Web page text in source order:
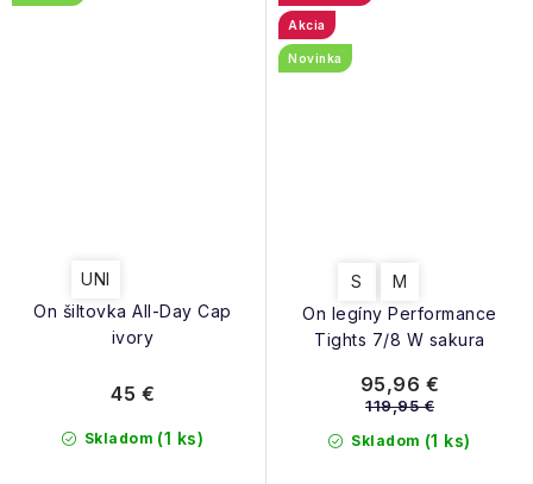
On šiltovka All-Day Cap
ivory
UNI
Skladom (1 ks)
45 €
On legíny Performance
Tights 7/8 W sakura
Akcia
Novinka
S M
Skladom (1 ks)
95,96 €
119,95 €